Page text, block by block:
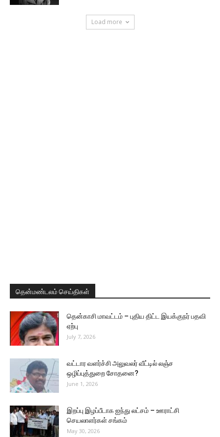
Load more
தென்மண்டலம் செய்திகள்
தென்காசி மாவட்டம் – புதிய திட்ட இயக்குநர் பதவி
ஏற்பு
July 7, 2026
வட்டார வளர்ச்சி அலுவலர் வீட்டில் லஞ்ச
ஒழிப்புத்துறை சோதனை?
June 1, 2026
இறப்பு இழப்பீடாக ஐந்து லட்சம் – ஊராட்சி
செயலாளர்கள் சங்கம்
May 30, 2026